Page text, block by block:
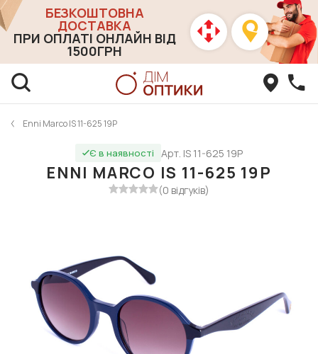
БЕЗКОШТОВНА
ДОСТАВКА
ПРИ ОПЛАТІ ОНЛАЙН ВІД
1500ГРН
Enni Marco IS 11-625 19P
Є в наявності Арт. IS 11-625 19P
ENNI MARCO IS 11-625 19P
(0 відгуків)